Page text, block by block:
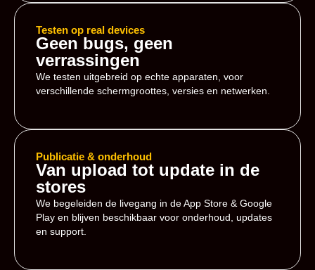
Testen op real devices
Geen bugs, geen
verrassingen
We testen uitgebreid op echte apparaten, voor
verschillende schermgroottes, versies en netwerken.
Publicatie & onderhoud
Van upload tot update in de
stores
We begeleiden de livegang in de App Store & Google
Play en blijven beschikbaar voor onderhoud, updates
en support.